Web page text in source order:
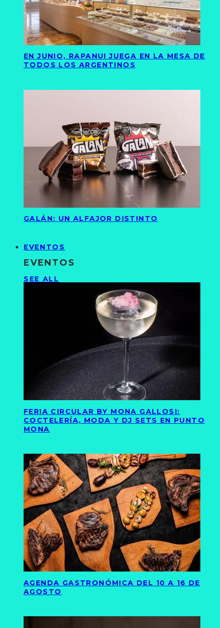
EN JUNIO, RAPANUI JUEGA EN LA MESA DE
TODOS LOS ARGENTINOS
GALÁN: UN ALFAJOR DISTINTO
EVENTOS
EVENTOS
SEE ALL
FERIA CIRCULAR BY MONA GALLOSI:
COCTELERÍA, MODA Y DJ SETS EN PUNTO
MONA
AGENDA GASTRONÓMICA DEL 10 A 16 DE
AGOSTO